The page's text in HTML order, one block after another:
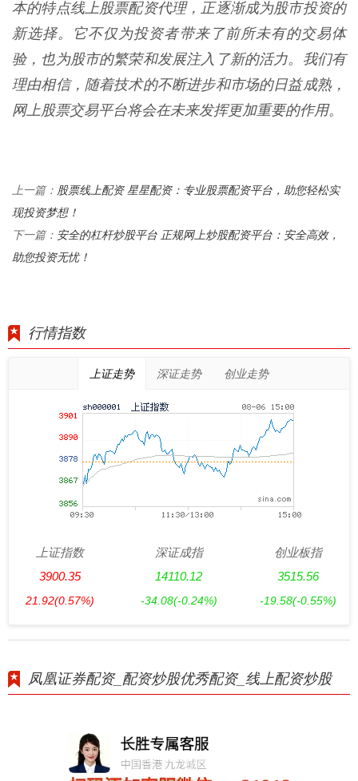
本的特点线上股票配资代理，正逐渐成为股市投资的
新选择。它不仅为投资者带来了前所未有的交易体
验，也为股市的繁荣和发展注入了新的活力。我们有
理由相信，随着技术的不断进步和市场的日益成熟，
网上股票交易平台将会在未来发挥更加重要的作用。
上一篇： 股票线上配资 星星配资：专业股票配资平台，助您轻松实
现投资梦想！
下一篇： 安全的杠杆炒股平台 正规网上炒股配资平台：安全高效，
助您投资无忧！
行情指数
上证走势 深证走势 创业走势
上证指数
3900.35
21.92(0.57%)
深证成指
14110.12
-34.08(-0.24%)
创业板指
3515.56
-19.58(-0.55%)
凤凰证券配资_配资炒股优秀配资_线上配资炒股